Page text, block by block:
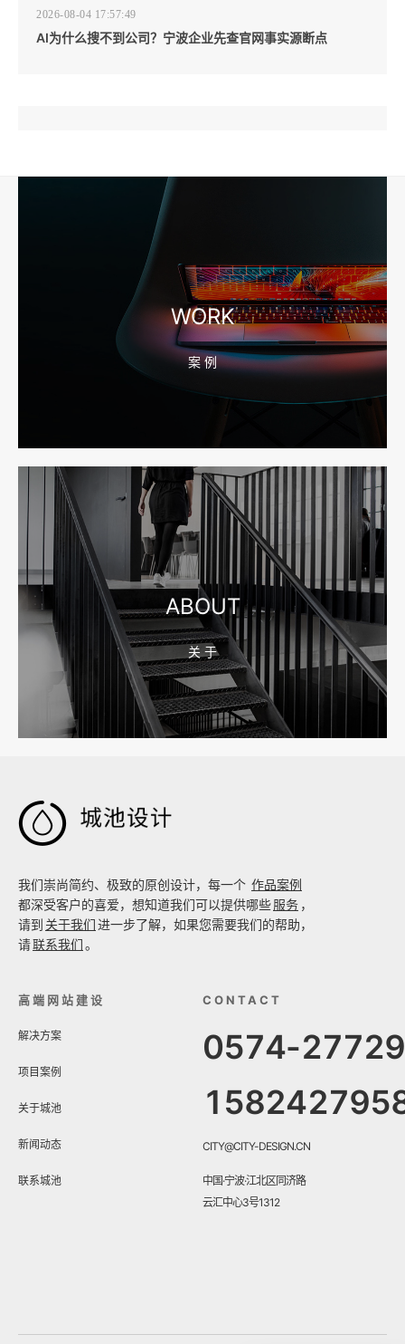
2026-08-04 17:57:49
AI为什么搜不到公司？宁波企业先查官网事实源断点
宁波高端网站建设公司推荐，移动端验收别放到最后
宁波网站建设报价怎么看？合同、源码和后台要先写清
2026-08-04 17:55:09
宁波制造业网站建设公司怎么选？先看产品询盘字段
2026-08-02 17:58:44
工厂短视频拍摄后，怎样放进官网帮助客户判断实力
WORK
案 例
ABOUT
关 于

我们崇尚简约、极致的原创设计，每一个 作品案例
都深受客户的喜爱，想知道我们可以提供哪些服务 ，
请到 关于我们进一步了解，如果您需要我们的帮助，
请联系我们。
高端网站建设
解决方案
项目案例
关于城池
新闻动态
联系城池
CONTACT
0574-
CITY@CITY-DESIGN.CN
中国·宁波·江北区同济路
云汇中心3号1312